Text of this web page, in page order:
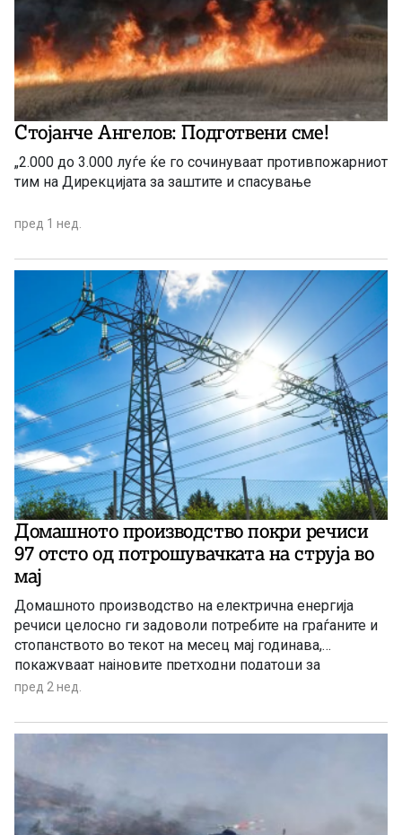
Стојанче Ангелов: Подготвени сме!
„2.000 до 3.000 луѓе ќе го сочинуваат противпожарниот
тим на Дирекцијата за заштите и спасување
пред 1 нед.
Домашното производство покри речиси
97 отсто од потрошувачката на струја во
мај
Домашното производство на електрична енергија
речиси целосно ги задоволи потребите на граѓаните и
стопанството во текот на месец мај годинава,
покажуваат најновите претходни податоци за
енергетиката на Државниот завод за статистика (ДЗС).
пред 2 нед.